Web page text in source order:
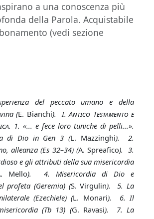
a una conoscenza più
della Parola. Acquistabile
(vedi sezione
del peccato umano e della
(E. Bianchi). I. Antico Testamento e
. 1. «... e fece loro tuniche di pelli...».
di Dio in Gen 3 (L. Mazzinghi). 2.
alleanza (Es 32–34) (A. Spreafico). 3.
e gli attributi della sua misericordia
Mello). 4. Misericordia di Dio e
profeta (Geremia) (S. Virgulin). 5. La
(Ezechiele) (L. Monari). 6. Il
(Tb 13) (G. Ravasi). 7. La